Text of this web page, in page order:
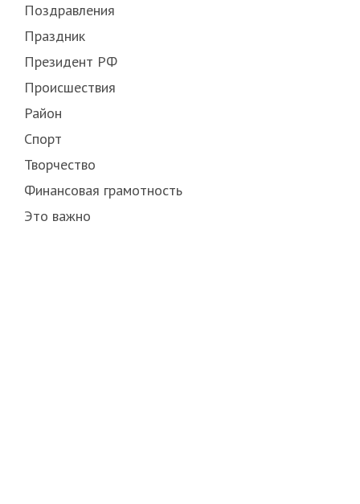
Поздравления
Праздник
Президент РФ
Происшествия
Район
Спорт
Творчество
Финансовая грамотность
Это важно